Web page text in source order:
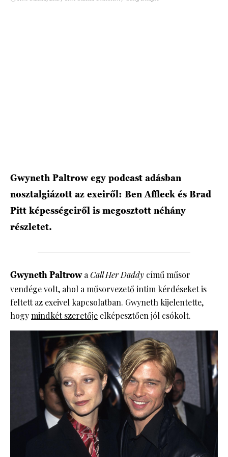
Gwyneth Paltrow egy podcast adásban
nosztalgiázott az exeiről: Ben Affleck és Brad
Pitt képességeiről is megosztott néhány
részletet.
Gwyneth PaltrowaCall Her Daddy című műsor
vendége volt, ahol a műsorvezető intim kérdéseket is
feltett az exeivel kapcsolatban. Gwyneth kijelentette,
hogymindkét szeretője elképesztően jól csókolt.